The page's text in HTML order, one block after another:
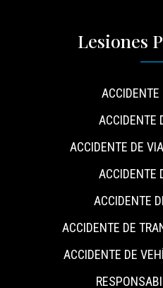
Lesiones
ACCIDENTE
ACCIDENTE
ACCIDENTE DE
ACCIDENTE
ACCIDENTE
ACCIDENTE DE
ACCIDENTE DE